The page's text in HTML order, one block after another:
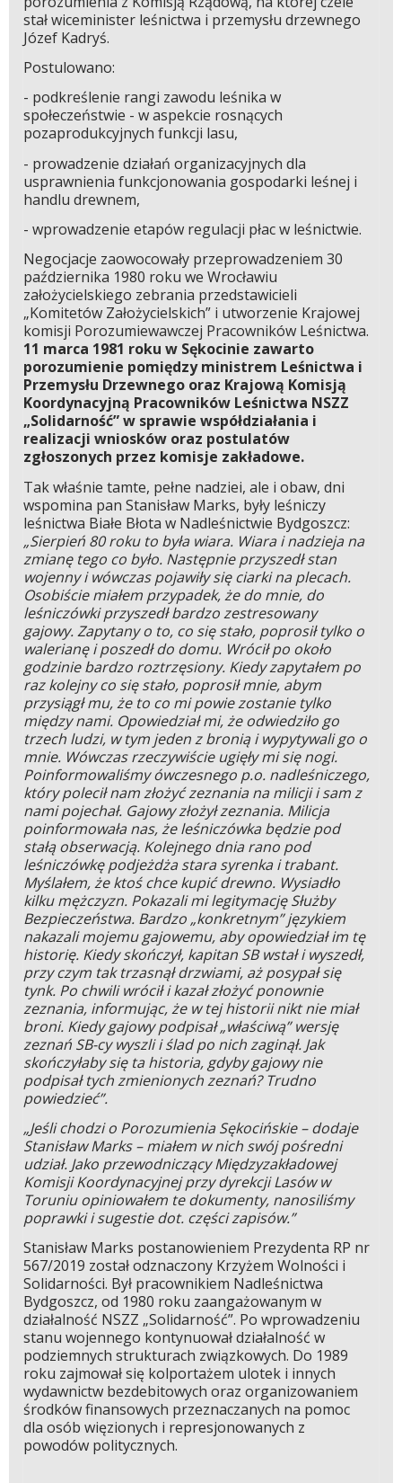
stał wiceminister leśnictwa i przemysłu drzewnego
Józef Kadryś.
Postulowano:
- podkreślenie rangi zawodu leśnika w
społeczeństwie - w aspekcie rosnących
pozaprodukcyjnych funkcji lasu,
- prowadzenie działań organizacyjnych dla
usprawnienia funkcjonowania gospodarki leśnej i
handlu drewnem,
- wprowadzenie etapów regulacji płac w leśnictwie.
Negocjacje zaowocowały przeprowadzeniem 30
października 1980 roku we Wrocławiu
założycielskiego zebrania przedstawicieli
„Komitetów Założycielskich” i utworzenie Krajowej
komisji Porozumiewawczej Pracowników Leśnictwa.
11 marca 1981 roku w Sękocinie zawarto
porozumienie pomiędzy ministrem Leśnictwa i
Przemysłu Drzewnego oraz Krajową Komisją
Koordynacyjną Pracowników Leśnictwa NSZZ
„Solidarność” w sprawie współdziałania i
realizacji wniosków oraz postulatów
zgłoszonych przez komisje zakładowe.
Tak właśnie tamte, pełne nadziei, ale i obaw, dni
wspomina pan Stanisław Marks, były leśniczy
leśnictwa Białe Błota w Nadleśnictwie Bydgoszcz:
„Sierpień 80 roku to była wiara. Wiara i nadzieja na
zmianę tego co było. Następnie przyszedł stan
wojenny i wówczas pojawiły się ciarki na plecach.
Osobiście miałem przypadek, że do mnie, do
leśniczówki przyszedł bardzo zestresowany
gajowy. Zapytany o to, co się stało, poprosił tylko o
walerianę i poszedł do domu. Wrócił po około
godzinie bardzo roztrzęsiony. Kiedy zapytałem po
raz kolejny co się stało, poprosił mnie, abym
przysiągł mu, że to co mi powie zostanie tylko
między nami. Opowiedział mi, że odwiedziło go
trzech ludzi, w tym jeden z bronią i wypytywali go o
mnie. Wówczas rzeczywiście ugięły mi się nogi.
Poinformowaliśmy ówczesnego p.o. nadleśniczego,
który polecił nam złożyć zeznania na milicji i sam z
nami pojechał. Gajowy złożył zeznania. Milicja
poinformowała nas, że leśniczówka będzie pod
stałą obserwacją. Kolejnego dnia rano pod
leśniczówkę podjeżdża stara syrenka i trabant.
Myślałem, że ktoś chce kupić drewno. Wysiadło
kilku mężczyzn. Pokazali mi legitymację Służby
Bezpieczeństwa. Bardzo „konkretnym” językiem
nakazali mojemu gajowemu, aby opowiedział im tę
historię. Kiedy skończył, kapitan SB wstał i wyszedł,
przy czym tak trzasnął drzwiami, aż posypał się
tynk. Po chwili wrócił i kazał złożyć ponownie
zeznania, informując, że w tej historii nikt nie miał
broni. Kiedy gajowy podpisał „właściwą” wersję
zeznań SB-cy wyszli i ślad po nich zaginął. Jak
skończyłaby się ta historia, gdyby gajowy nie
podpisał tych zmienionych zeznań? Trudno
powiedzieć”.
„Jeśli chodzi o Porozumienia Sękocińskie – dodaje
Stanisław Marks – miałem w nich swój pośredni
udział. Jako przewodniczący Międzyzakładowej
Komisji Koordynacyjnej przy dyrekcji Lasów w
Toruniu opiniowałem te dokumenty, nanosiliśmy
poprawki i sugestie dot. części zapisów.”
Stanisław Marks postanowieniem Prezydenta RP nr
567/2019 został odznaczony Krzyżem Wolności i
Solidarności. Był pracownikiem Nadleśnictwa
Bydgoszcz, od 1980 roku zaangażowanym w
działalność NSZZ „Solidarność”. Po wprowadzeniu
stanu wojennego kontynuował działalność w
podziemnych strukturach związkowych. Do 1989
roku zajmował się kolportażem ulotek i innych
wydawnictw bezdebitowych oraz organizowaniem
środków finansowych przeznaczanych na pomoc
dla osób więzionych i represjonowanych z
powodów politycznych.